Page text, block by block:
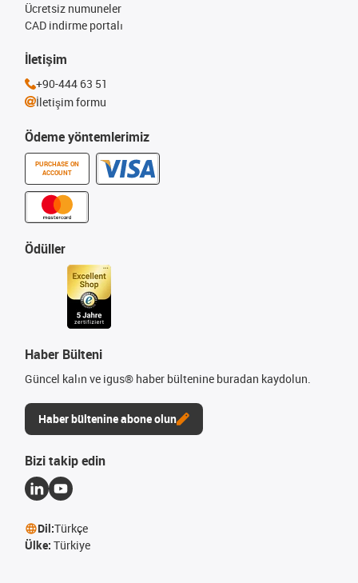
Ödeme yöntemlerimiz
PURCHASE ON
ACCOUNT
Ücretsiz numuneler
CAD indirme portalı
Ödüller
Haber Bülteni
Güncel kalın ve igus® haber bültenine buradan kaydolun.
Haber bültenine abone olun
İletişim
+90-444 63 51
İletişim formu
Bizi takip edin
Dil:Türkçe
Ülke: Türkiye